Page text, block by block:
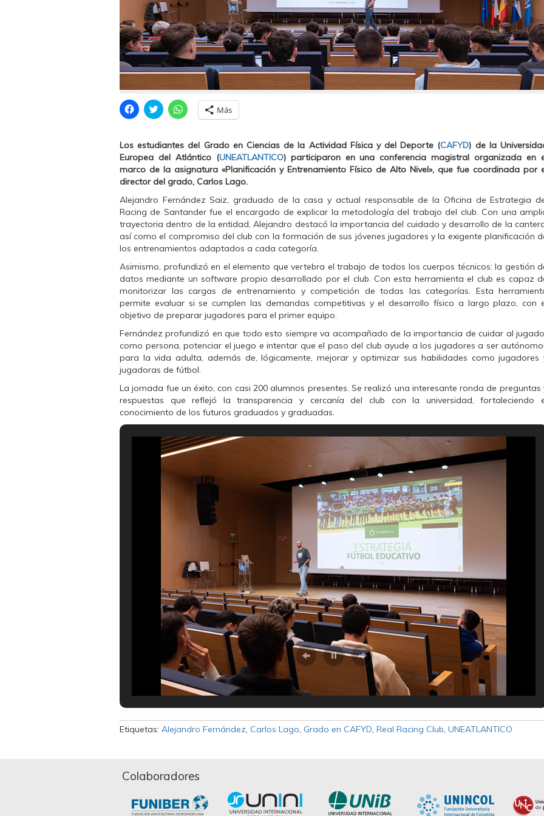
H
a
c
p
a
r
a
o
m
p
a
r
t
i
e
n
F
a
c
e
b
o
k
(
S
e
a
b
e
e
u
n
v
H
a
l
i
c
p
a
r
a
o
m
p
a
r
t
i
n
T
w
i
t
t
e
(
S
e
a
b
r
e
n
n
a
e
n
t
H
a
i
c
p
a
r
a
c
o
m
p
a
r
t
i
e
n
W
t
s
A
p
(
S
e
a
b
e
e
u
n
v
e
n
Más
Los estudiantes del Grado en Ciencias de la Actividad Física y del Deporte (CAFYD) de la
Europea del Atlántico (UNEATLANTICO) participaron en una conferencia magistral organizada en
marco de la asignatura «Planificación y Entrenamiento Físico de Alto Nivel», que fue coordinada por
director del grado, Carlos Lago.
Alejandro Fernández Saiz, graduado de la casa y actual responsable de la Oficina de Estrategia
Racing de Santander fue el encargado de explicar la metodología del trabajo del club. Con una
trayectoria dentro de la entidad, Alejandro destacó la importancia del cuidado y desarrollo de la
así como el compromiso del club con la formación de sus jóvenes jugadores y la exigente planificación
los entrenamientos adaptados a cada categoría.
Asimismo, profundizó en el elemento que vertebra el trabajo de todos los cuerpos técnicos: la gestión
datos mediante un software propio desarrollado por el club. Con esta herramienta el club es capaz
monitorizar las cargas de entrenamiento y competición de todas las categorías. Esta
permite evaluar si se cumplen las demandas competitivas y el desarrollo físico a largo plazo, con
objetivo de preparar jugadores para el primer equipo.
Fernández profundizó en que todo esto siempre va acompañado de la importancia de cuidar al
como persona, potenciar el juego e intentar que el paso del club ayude a los jugadores a ser
para la vida adulta, además de, lógicamente, mejorar y optimizar sus habilidades como jugadores
jugadoras de fútbol.
La jornada fue un éxito, con casi 200 alumnos presentes. Se realizó una interesante ronda de preguntas
respuestas que reflejó la transparencia y cercanía del club con la universidad, fortaleciendo
conocimiento de los futuros graduados y graduadas.
Etiquetas: Alejandro Fernández Carlos Lago Grado en CAFYD Real Racing Club UNEATLANTICO
Colaboradores